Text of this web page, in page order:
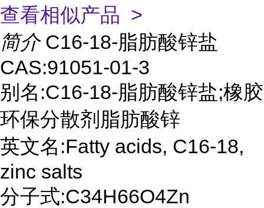
查看相似产品 >
简介 C16-18-脂肪酸锌盐
CAS:91051-01-3
别名:C16-18-脂肪酸锌盐;橡胶
环保分散剂脂肪酸锌
英文名:Fatty acids, C16-18,
zinc salts
分子式:C34H66O4Zn